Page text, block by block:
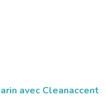
avec Cleanaccent